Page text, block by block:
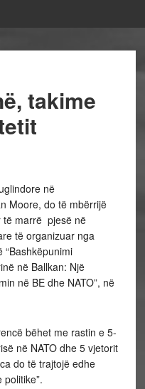
takime
në
Moore, do të mbërrijë
të marrë pjesë në
të organizuar nga
“Bashkëpunimi
në Ballkan: Një
në BE dhe NATO”, në
bëhet me rastin e 5-
në NATO dhe 5 vjetorit
do të trajtojë edhe